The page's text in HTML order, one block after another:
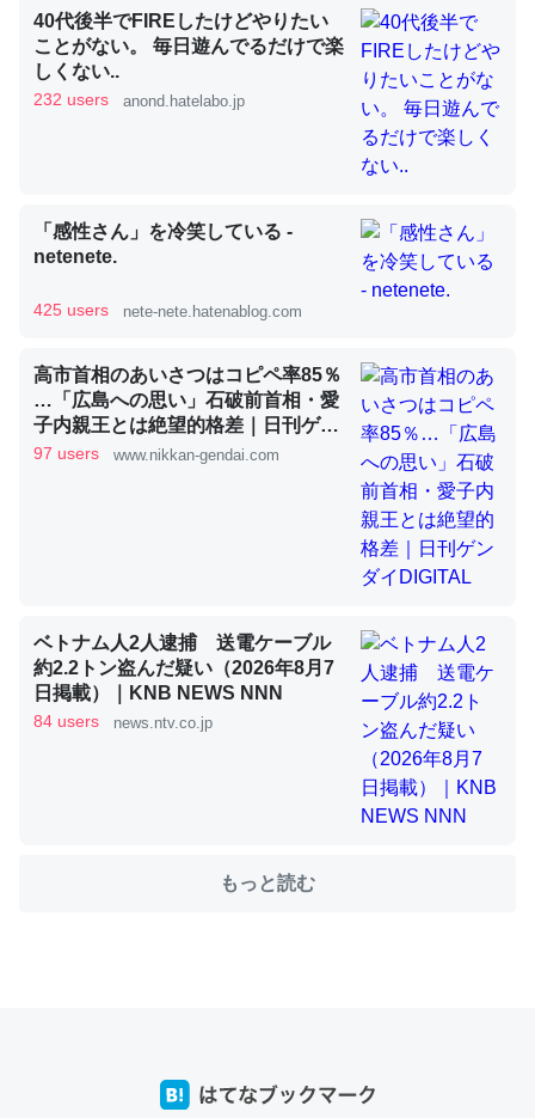
昆虫ってカルシウム少ないのか。知らんかった。調べたら
コオロギのカルシウム分はエビの600分の1程度。
論文では「淡水はカルシウムも酸素も不足してて両方に不
利だから両方が拮抗してるのでは」とあって面白い。海に
いる鋏角類（カブトガニ・ウミグモ）はカルシウムを使わ
ずキチンを強化してる筈だが、酵素が違うのか？
─ニュース :: 【研究発表】昆虫学の大問題＝「昆虫はなぜ海にいな
これを元に考えるとカルシウムを大量に使う脊椎動物と貝
類は苦労してるんだな…。腹足類だと殻を無くしてナメク
ジになったり努力してるし。
─ニュース :: 【研究発表】昆虫学の大問題＝「昆虫はなぜ海にいな
40代後半でFIREしたけどやりたい
ことがない。 毎日遊んでるだけで楽
しくない..
232 users anond.hatelabo.jp
「感性さん」を冷笑している -
netenete.
425 users nete-nete.hatenablog.com
高市首相のあいさつはコピペ率85％
…「広島への思い」石破前首相・愛
子内親王とは絶望的格差｜日刊ゲン
ダイDIGITAL
97 users www.nikkan-gendai.com
ベトナム人2人逮捕 送電ケーブル
約2.2トン盗んだ疑い（2026年8月7
日掲載）｜KNB NEWS NNN
84 users news.ntv.co.jp
もっと読む